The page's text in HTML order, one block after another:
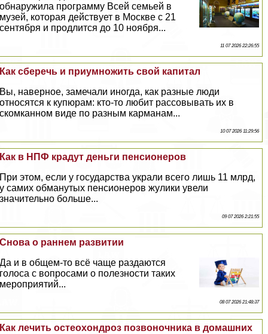
обнаружила программу Всей семьей в
музей, которая действует в Москве с 21
сентября и продлится до 10 ноября...
11 07 2026 22:26:55
Как сберечь и приумножить свой капитал
Вы, наверное, замечали иногда, как разные люди
относятся к купюрам: кто-то любит рассовывать их в
скомканном виде по разным карманам...
10 07 2026 11:29:56
Как в НПФ крадут деньги пенсионеров
При этом, если у государства украли всего лишь 11 млрд,
у самих обманутых пенсионеров жулики увели
значительно больше...
09 07 2026 2:21:55
Снова о раннем развитии
Да и в общем-то всё чаще раздаются
голоса с вопросами о полезности таких
мероприятий...
08 07 2026 21:48:37
Как лечить остеохондроз позвоночника в домашних